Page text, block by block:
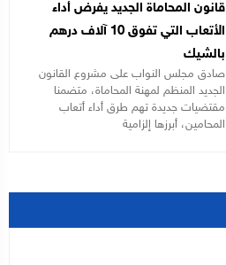
قانون المحاماة الجديد يفرض أداء
الأتعاب التي تفوق 10 آلاف درهم
بالشيك
صادق مجلس النواب على مشروع القانون
الجديد المنظم لمهنة المحاماة، متضمنا
مقتضيات جديدة تهم طرق أداء أتعاب
المحامين، أبرزها إلزامية